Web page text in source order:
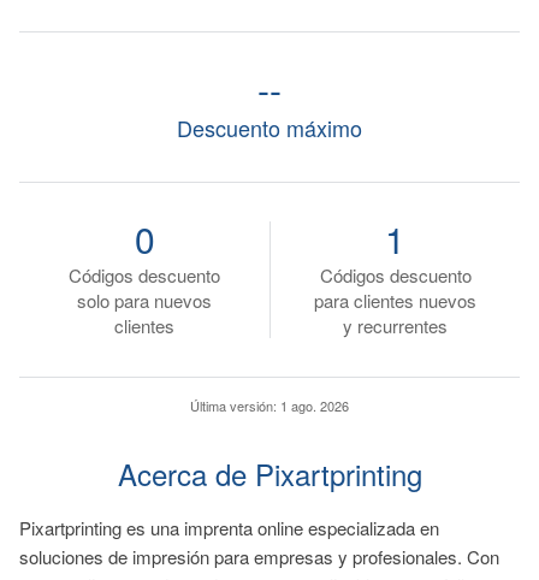
Descuento máximo
--
Códigos descuento
solo para nuevos
clientes
0
Códigos descuento
para clientes nuevos
y recurrentes
1
Última versión: 1 ago. 2026
Acerca de Pixartprinting
Pixartprinting es una imprenta online especializada en
soluciones de impresión para empresas y profesionales. Con